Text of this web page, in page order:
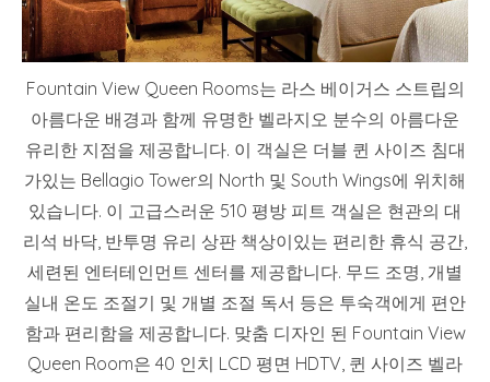
Fountain View Queen Rooms는 라스 베이거스 스트립의
아름다운 배경과 함께 유명한 벨라지오 분수의 아름다운
유리한 지점을 제공합니다. 이 객실은 더블 퀸 사이즈 침대
가있는 Bellagio Tower의 North 및 South Wings에 위치해
있습니다. 이 고급스러운 510 평방 피트 객실은 현관의 대
리석 바닥, 반투명 유리 상판 책상이있는 편리한 휴식 공간,
세련된 엔터테인먼트 센터를 제공합니다. 무드 조명, 개별
실내 온도 조절기 및 개별 조절 독서 등은 투숙객에게 편안
함과 편리함을 제공합니다. 맞춤 디자인 된 Fountain View
Queen Room은 40 인치 LCD 평면 HDTV, 퀸 사이즈 벨라